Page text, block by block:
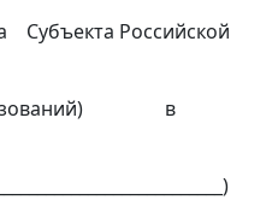
Субъекта Российской
в